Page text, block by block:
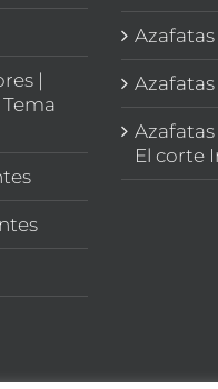
|
Azafatas
El corte